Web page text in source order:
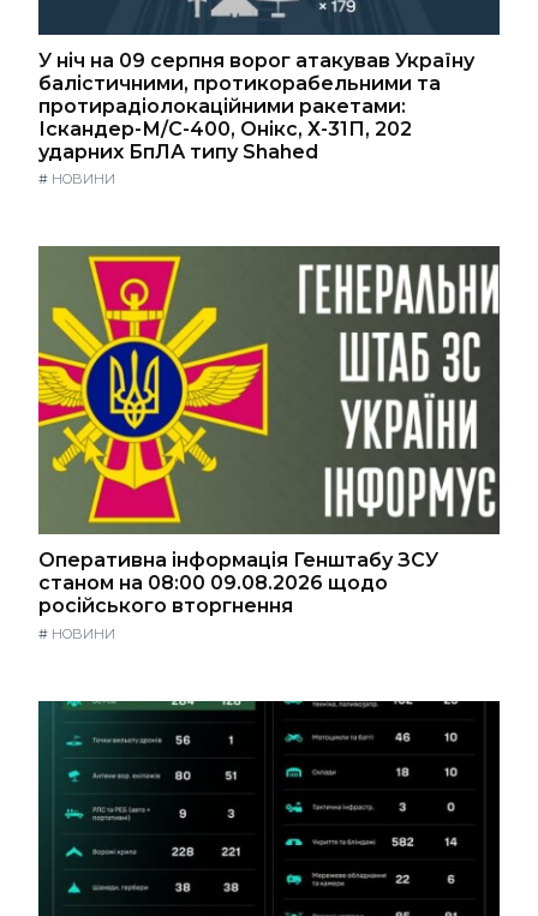
У ніч на 09 серпня ворог атакував Україну
балістичними, протикорабельними та
протирадіолокаційними ракетами:
Іскандер-М/С-400, Онікс, Х-31П, 202
ударних БпЛА типу Shahed
# НОВИНИ
Оперативна інформація Генштабу ЗСУ
станом на 08:00 09.08.2026 щодо
російського вторгнення
# НОВИНИ